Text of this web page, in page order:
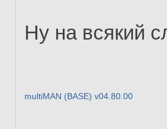
Ну на всякий
multiMAN (BASE) v04.80.00